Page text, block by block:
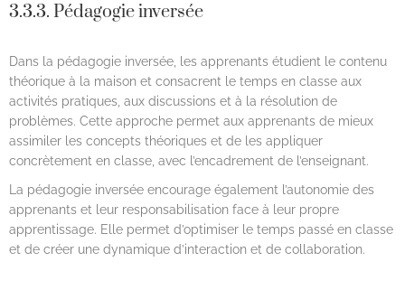
3.3.3. Pédagogie inversée
Dans la pédagogie inversée, les apprenants étudient le contenu
théorique à la maison et consacrent le temps en classe aux
activités pratiques, aux discussions et à la résolution de
problèmes. Cette approche permet aux apprenants de mieux
assimiler les concepts théoriques et de les appliquer
concrètement en classe, avec l’encadrement de l’enseignant.
La pédagogie inversée encourage également l’autonomie des
apprenants et leur responsabilisation face à leur propre
apprentissage. Elle permet d’optimiser le temps passé en classe
et de créer une dynamique d’interaction et de collaboration.